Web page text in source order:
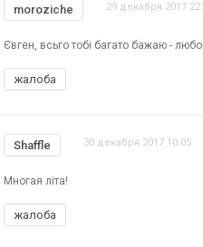
moroziche 29 декабря 2017
Євген, всьго тобі багато бажаю -
жалоба
Shaffle 30 декабря 2017 10:05
Многая літа!
жалоба